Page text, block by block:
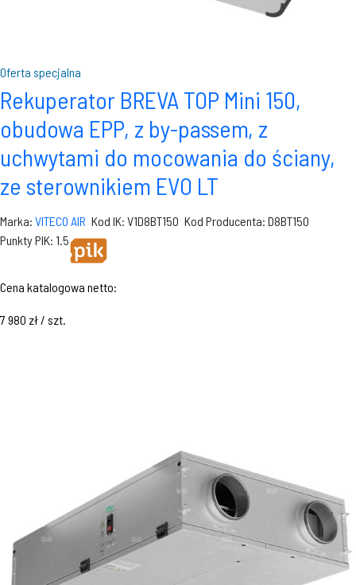
Oferta specjalna
Rekuperator BREVA TOP Mini 150,
obudowa EPP, z by-passem, z
uchwytami do mocowania do ściany,
ze sterownikiem EVO LT
Marka: VITECO AIR Kod IK: V1D8BT150 Kod Producenta: D8BT150
Punkty PIK: 1.5
Cena katalogowa netto:
7 980 zł / szt.